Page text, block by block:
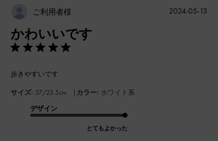
ご利用者様
かわいいです
歩きやすいです
サイズ: 37/23.5cm | カラー: ホワイト系
デザイン
とてもよかった
公
2024-05-13